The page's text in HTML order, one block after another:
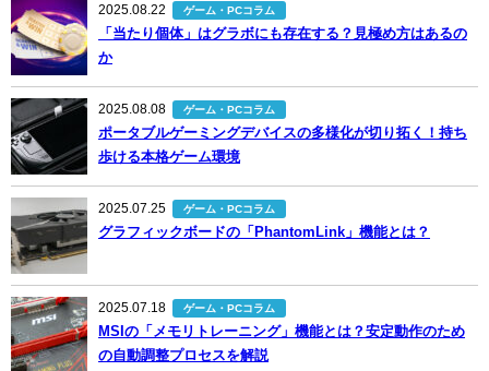
2025.08.22 ゲーム・PCコラム
「当たり個体」はグラボにも存在する？見極め方はあるの
か
2025.08.08 ゲーム・PCコラム
ポータブルゲーミングデバイスの多様化が切り拓く！持ち
歩ける本格ゲーム環境
2025.07.25 ゲーム・PCコラム
グラフィックボードの「PhantomLink」機能とは？
2025.07.18 ゲーム・PCコラム
MSIの「メモリトレーニング」機能とは？安定動作のため
の自動調整プロセスを解説